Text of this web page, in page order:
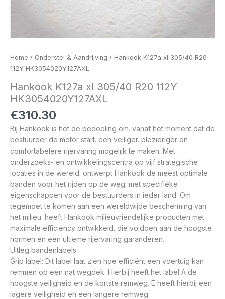
Home / Onderstel & Aandrijving / Hankook K127a xl 305/40 R20
112Y HK3054020Y127AXL
Hankook K127a xl 305/40 R20 112Y
HK3054020Y127AXL
€310.30
Bij Hankook is het de bedoeling om. vanaf het moment dat de
bestuurder de motor start. een veiliger. plezieriger en
comfortabelere rijervaring mogelijk te maken. Met
onderzoeks- en ontwikkelingscentra op vijf strategische
locaties in de wereld. ontwerpt Hankook de meest optimale
banden voor het rijden op de weg. met specifieke
eigenschappen voor de bestuurders in ieder land. Om
tegemoet te komen aan een wereldwijde bescherming van
het milieu. heeft Hankook milieuvriendelijke producten met
maximale efficiency ontwikkeld. die voldoen aan de hoogste
normen en een ultieme rijervaring garanderen.
Uitleg bandenlabels
Grip label: Dit label laat zien hoe efficiënt een voertuig kan
remmen op een nat wegdek. Hierbij heeft het label A de
hoogste veiligheid en de kortste remweg. E heeft hierbij een
lagere veiligheid en een langere remweg